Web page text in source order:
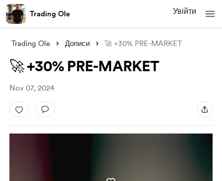
Trading Ole Увійти
Trading Ole Дописи 🚀 +30% PRE-MARKET
🚀 +30% PRE-MARKET
Nov 07, 2024